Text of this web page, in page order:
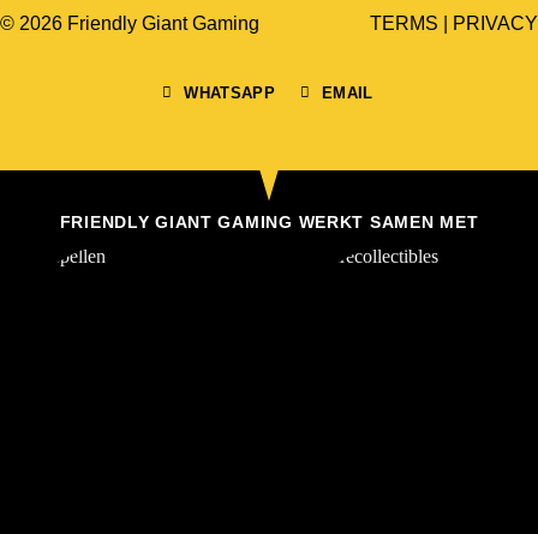
© 2026 Friendly Giant Gaming
WHATSAPP EMAIL
TERMS PRIVACY
FRIENDLY GIANT GAMING WERKT SAMEN MET